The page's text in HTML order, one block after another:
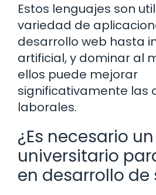
Estos lenguajes son
variedad de
desarrollo web hasta
artificial, y dominar al
ellos puede mejorar
significativamente las
laborales.
¿Es necesario
universitario
en desarrollo de